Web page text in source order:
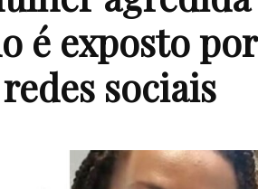
Dedo
Duro
é exposto por
sociais